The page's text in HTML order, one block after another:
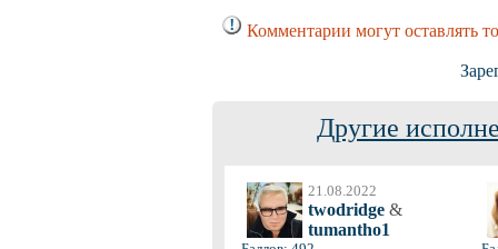
Комментарии могут оставлять
Другие
21.08.2022
twodridge &
tumantho1